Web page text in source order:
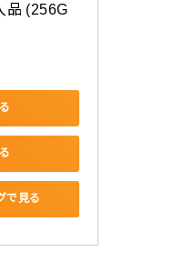
品 (256G
で見る